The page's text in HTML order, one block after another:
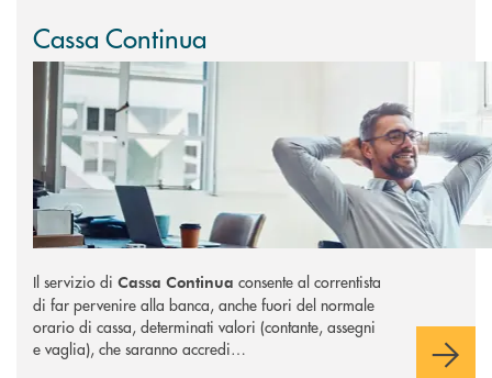
Cassa Continua
Il servizio di Cassa Continua consente al correntista
di far pervenire alla banca, anche fuori del normale
orario di cassa, determinati valori (contante, assegni
e vaglia), che saranno accredi…